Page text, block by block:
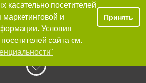
касательно посетителей
и
Условия
сайта см.
Принять